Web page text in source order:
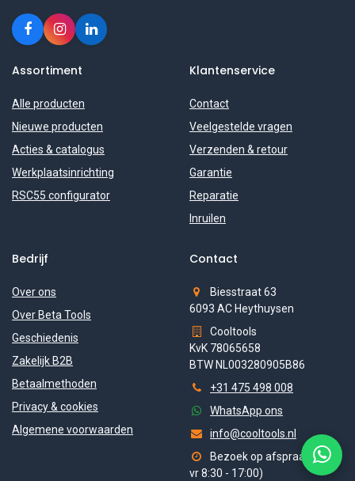
Assortiment
Alle producten
Nieuwe producten
Acties & catalogus
Werkplaatsinrichting
RSC55 configurator
Klantenservice
Contact
Veelgestelde vragen
Verzenden & retour
Garantie
Reparatie
Inruilen
Bedrijf
Over ons
Over Beta Tools
Geschiedenis
Zakelijk B2B
Betaalmethoden
Privacy & cookies
Algemene voorwaarden
Contact
Biesstraat 63
6093 AC Heythuysen
Cooltools
KvK 78065658
BTW NL003280905B86
+31 475 498 008
WhatsApp ons
info@cooltools.nl
Bezoek op afspraak (ma-
vr 8:30 - 17:00)